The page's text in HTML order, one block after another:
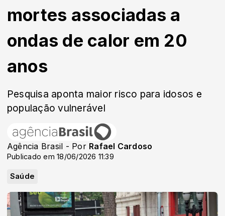
mortes associadas a
ondas de calor em 20
anos
Pesquisa aponta maior risco para idosos e
população vulnerável
Agência Brasil - Por Rafael Cardoso
Publicado em 18/06/2026 11:39
Saúde